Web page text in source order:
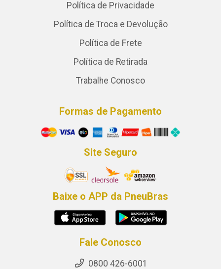
Política de Privacidade
Política de Troca e Devolução
Política de Frete
Política de Retirada
Trabalhe Conosco
Formas de Pagamento
Site Seguro
Baixe o APP da PneuBras
Fale Conosco
0800 426-6001